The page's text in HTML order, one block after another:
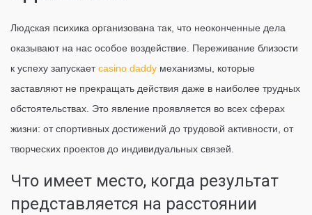
Людская психика организована так, что неоконченные дела
оказывают на нас особое воздействие. Переживание близости
к успеху запускаетcasino daddy механизмы, которые
заставляют не прекращать действия даже в наиболее трудных
обстоятельствах. Это явление проявляется во всех сферах
жизни: от спортивных достижений до трудовой активности, от
творческих проектов до индивидуальных связей.
Что имеет место, когда результат
представляется на расстоянии